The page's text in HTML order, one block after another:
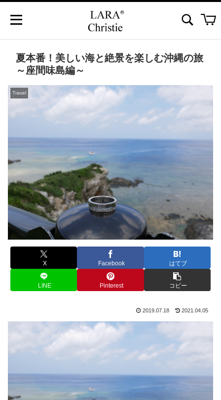
夏本番！美しい海と絶景を楽しむ沖縄の旅
～座間味島編～
Travel
X Facebook はてブ
LINE Pinterest コピー
2019.07.18 2021.04.05